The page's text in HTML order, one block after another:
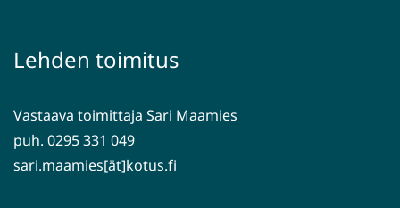
toiseen
Lehden toimitus
Vastaava toimittaja Sari Maamies
puh. 0295 331 049
sari.maamies[ät]kotus.fi